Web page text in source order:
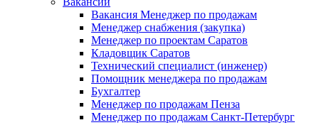
Вакансия Менеджер по продажам
Менеджер снабжения (закупка)
Менеджер по проектам Саратов
Кладовщик Саратов
Технический специалист (инженер)
Помощник менеджера по продажам
Бухгалтер
Менеджер по продажам Пенза
Менеджер по продажам Санкт-Петербург